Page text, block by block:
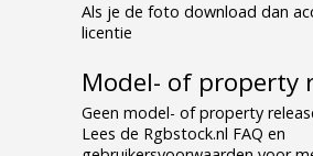
Als je de foto download dan
licentie
Model- of property
Geen model- of property
Lees de Rgbstock.nl FAQ en